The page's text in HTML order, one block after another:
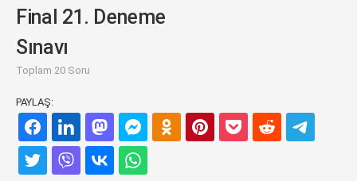
Final 21. Deneme
Sınavı
Toplam 20 Soru
PAYLAŞ: